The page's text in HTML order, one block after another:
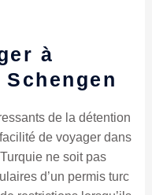
à
de la détention
de voyager dans
ne soit pas
d’un permis turc